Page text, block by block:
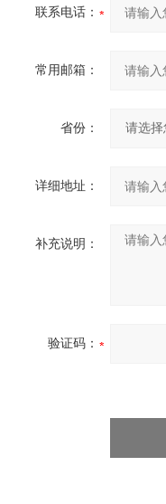
联系电话：
常用邮箱：
省份：
详细地址：
补充说明：
验证码：